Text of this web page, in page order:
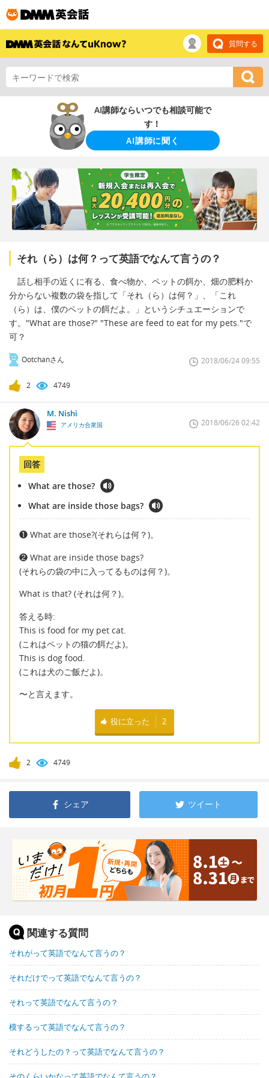
質問する
AI講師ならいつでも相談可能で
す！
AI講師に聞く
それ（ら）は何？って英語でなんて言うの？
話し相手の近くに有る、食べ物か、ペットの餌か、畑の肥料か
分からない複数の袋を指して「それ（ら）は何？」、「これ
（ら）は、僕のペットの餌だよ。」というシチュエーションで
す。"What are those?" "These are feed to eat for my pets."で
可？
Ootchanさん 2018/06/24 09:55
2 4749
M. Nishi
アメリカ合衆国 2018/06/26 02:42
回答
What are those?
What are inside those bags?
❶ What are those?(それらは何？)。
❷ What are inside those bags?
(それらの袋の中に入ってるものは何？)。
What is that? (それは何？)。
答える時:
This is food for my pet cat.
(これはペットの猫の餌だよ)。
This is dog food.
(これは犬のご飯だよ)。
〜と言えます。
役に立った 2
2 4749
シェア ツイート
関連する質問
それがって英語でなんて言うの？
それだけでって英語でなんて言うの？
それって英語でなんて言うの？
模するって英語でなんて言うの？
それどうしたの？って英語でなんて言うの？